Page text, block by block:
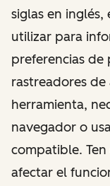
siglas en
utilizar para
preferencias de
rastreadores de
herramienta,
navegador o
compatible.
afectar el